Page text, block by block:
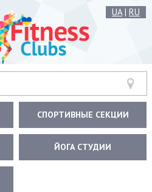
UA| RU
СПОРТИВНЫЕ СЕКЦИИ
ЙОГА СТУДИИ